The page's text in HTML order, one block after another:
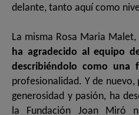
delante, tanto aquí como
La misma Rosa Maria
ha agradecido al equipo
describiéndolo como una
profesionalidad. Y de
generosidad y pasión, ha
la Fundación Joan Miró